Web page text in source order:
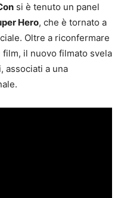
si è tenuto un panel
Hero, che è tornato a
Oltre a riconfermare
il nuovo filmato svela
associati a una